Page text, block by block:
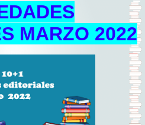
MARZO 2022